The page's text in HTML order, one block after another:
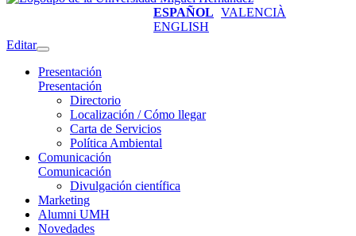
ESPAÑOL VALENCIÀ
ENGLISH
Editar
Presentación
Presentación
Directorio
Localización / Cómo llegar
Carta de Servicios
Política Ambiental
Comunicación
Comunicación
Divulgación científica
Marketing
Alumni UMH
Novedades